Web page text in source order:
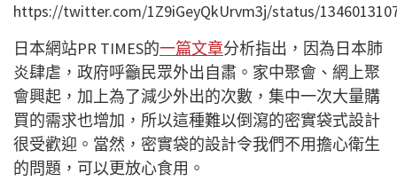
https://twitter.com/1Z9iGeyQkUrvm3j/status/
日本網站PR TIMES的一篇文章分析指出，因為日本肺
炎肆虐，政府呼籲民眾外出自肅。家中聚會、網上聚
會興起，加上為了減少外出的次數，集中一次大量購
買的需求也增加，所以這種難以倒瀉的密實袋式設計
很受歡迎。當然，密實袋的設計令我們不用擔心衛生
的問題，可以更放心食用。